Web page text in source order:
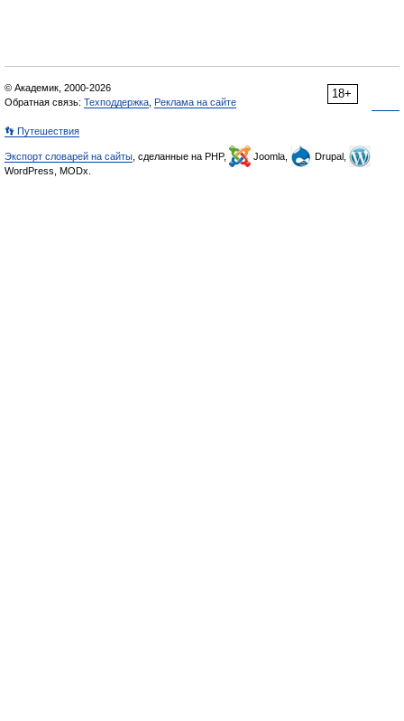
18+
© Академик, 2000-2026
Обратная связь: Техподдержка Реклама на сайте
👣 Путешествия
Экспорт словарей на сайты , сделанные на PHP, Joomla,
Drupal,
WordPress, MODx.